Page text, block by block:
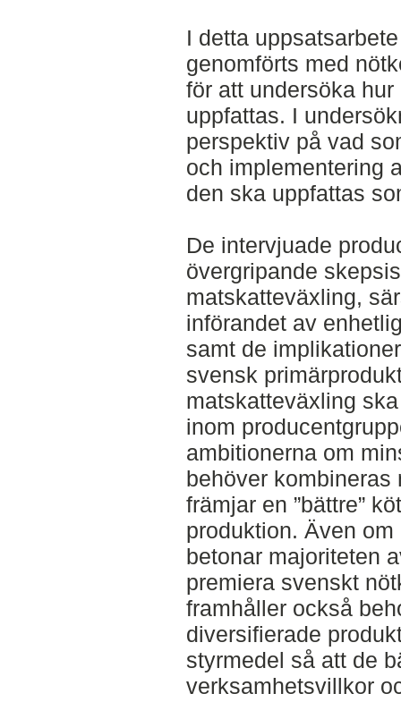
I detta
genomförts med
för att undersöka
uppfattas. I
perspektiv på vad
och implementering
den ska uppfattas
De intervjuade
övergripande
matskatteväxling,
införandet av
samt de
svensk
matskatteväxling
inom
ambitionerna om
behöver
främjar en ”bättre”
produktion. Även
betonar majoriteten
premiera svenskt
framhåller också
diversifierade
styrmedel så att de
verksamhetsvillkor